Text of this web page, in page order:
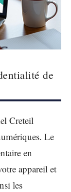
de
Creteil
Le
en
appareil et
les